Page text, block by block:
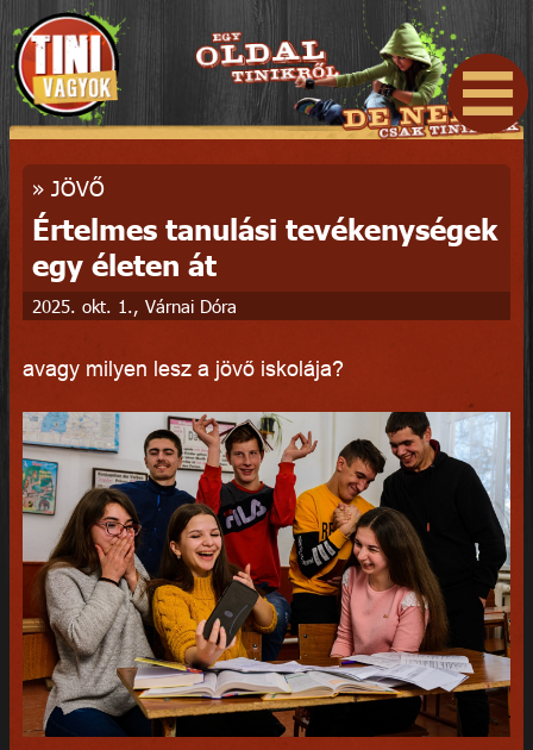
» JÖVŐ
Értelmes tanulási tevékenységek
egy életen át
2025. okt. 1., Várnai Dóra
avagy milyen lesz a jövő iskolája?